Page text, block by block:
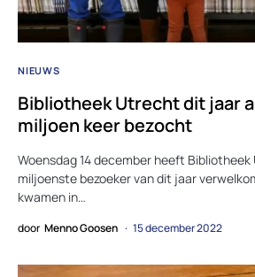
NIEUWS
Bibliotheek Utrecht dit jaar
miljoen keer bezocht
Woensdag 14 december heeft
miljoenste bezoeker van dit jaar
kwamen in…
door Menno Goosen 15 december 2022